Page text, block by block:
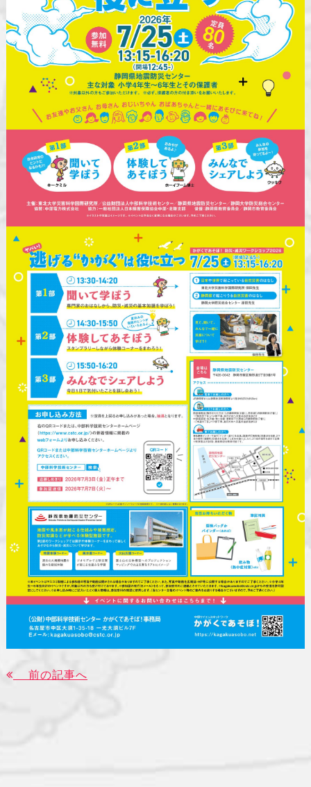
前の記事へ